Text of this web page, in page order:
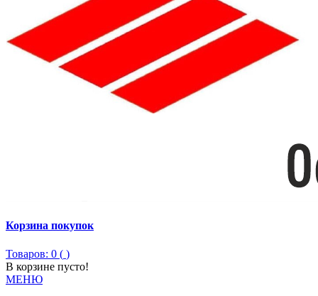
Корзина покупок
Товаров: 0 ( )
В корзине пусто!
МЕНЮ